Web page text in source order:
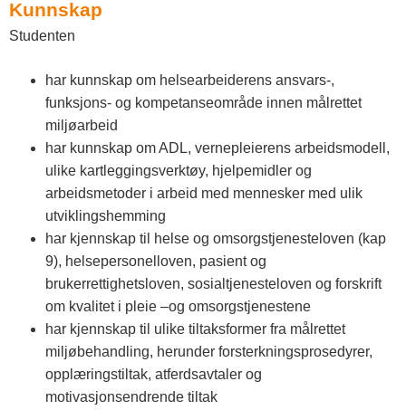
Kunnskap
Studenten
har kunnskap om helsearbeiderens ansvars-,
funksjons- og kompetanseområde innen målrettet
miljøarbeid
har kunnskap om ADL, vernepleierens arbeidsmodell,
ulike kartleggingsverktøy, hjelpemidler og
arbeidsmetoder i arbeid med mennesker med ulik
utviklingshemming
har kjennskap til helse og omsorgstjenesteloven (kap
9), helsepersonelloven, pasient og
brukerrettighetsloven, sosialtjenesteloven og forskrift
om kvalitet i pleie –og omsorgstjenestene
har kjennskap til ulike tiltaksformer fra målrettet
miljøbehandling, herunder forsterkningsprosedyrer,
opplæringstiltak, atferdsavtaler og
motivasjonsendrende tiltak